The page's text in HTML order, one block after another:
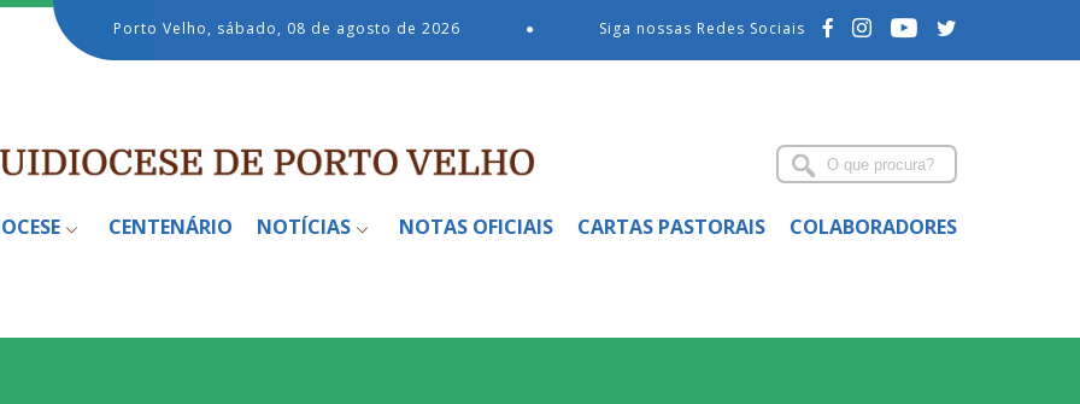
Porto Velho, sábado, 08 de agosto de 2026 ● Siga nossas Redes Sociais
CENTENÁRIO NOTÍCIAS NOTAS OFICIAIS CARTAS PASTORAIS COLABORADORES